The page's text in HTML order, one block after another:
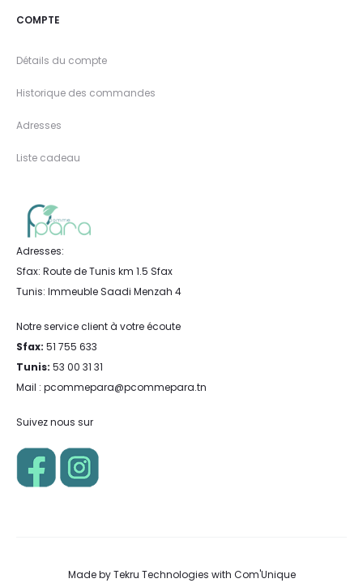
COMPTE
Détails du compte
Historique des commandes
Adresses
Liste cadeau
Adresses:
Sfax: Route de Tunis km 1.5 Sfax
Tunis: Immeuble Saadi Menzah 4
Notre service client à votre écoute
Sfax: 51 755 633
Tunis: 53 00 31 31
Mail : pcommepara@pcommepara.tn
Suivez nous sur
Made byTekru Technologies with Com'Unique